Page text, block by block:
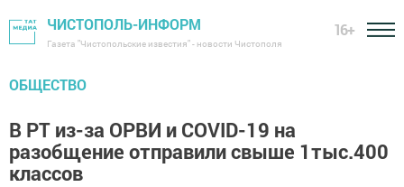
ЧИСТОПОЛЬ-ИНФОРМ
Газета "Чистопольские известия" - новости Чистополя
16+
ОБЩЕСТВО
В РТ из-за ОРВИ и COVID-19 на
разобщение отправили cвыше 1тыс.400
классов